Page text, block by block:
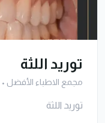
توريد اللثة
مجمع الاطباء الأفضل •
توريد اللثة